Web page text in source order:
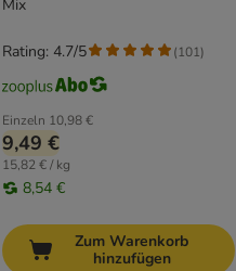
Mix
Einzeln 10,98 €
9,49 €
15,82 € / kg
8,54 €
Rating: 4.7/5 (101)
Zum Warenkorb
hinzufügen